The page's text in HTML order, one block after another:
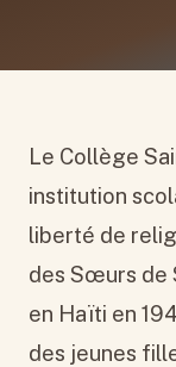
Le Collège
institution
liberté de
des Sœurs de
en Haïti en
des jeunes